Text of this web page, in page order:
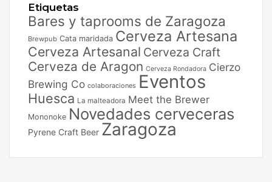
Etiquetas
Bares y taprooms de Zaragoza
Brewpub Cata maridada Cerveza Artesana
Cerveza Artesanal Cerveza Craft
Cerveza de Aragon Cerveza Rondadora Cierzo
Brewing Co colaboraciones Eventos
Huesca La malteadora Meet the Brewer
Mononoke Novedades cerveceras
Pyrene Craft Beer Zaragoza